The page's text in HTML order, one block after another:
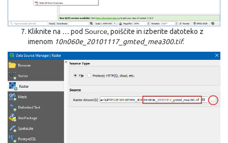
Kliknite na … pod Source, poiščite in izberite datoteko z
imenom 10n060e_20101117_gmted_mea300.tif.